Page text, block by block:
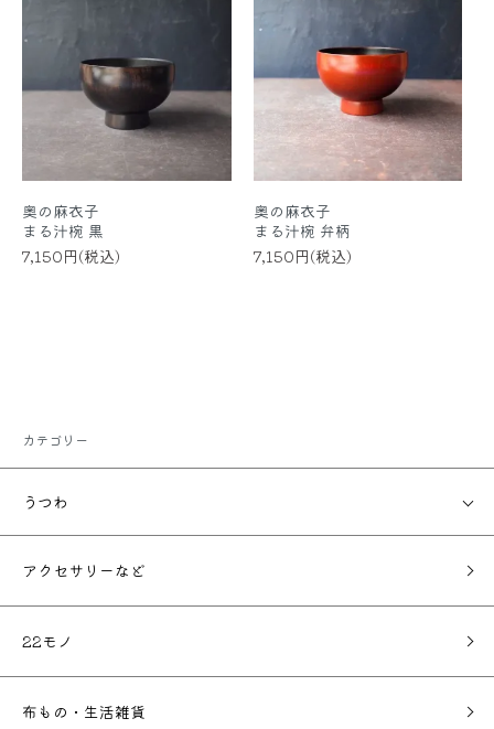
奥の麻衣子
まる汁椀 黒
7,150円(税込)
奥の麻衣子
まる汁椀 弁柄
7,150円(税込)
カテゴリー
うつわ
アクセサリーなど
22モノ
布もの・生活雑貨